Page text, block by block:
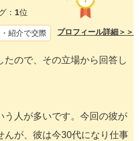
： 1位
紹介で交際 プロフィール詳細＞＞
ので、その立場から回答し
う人が多いです。今回の彼が
んが、彼は今30代になり仕事